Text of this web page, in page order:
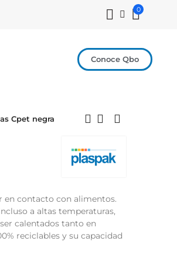
0
Conoce Qbo
Cpet negra
en contacto con alimentos.
a altas temperaturas,
calentados tanto en
reciclables y su capacidad